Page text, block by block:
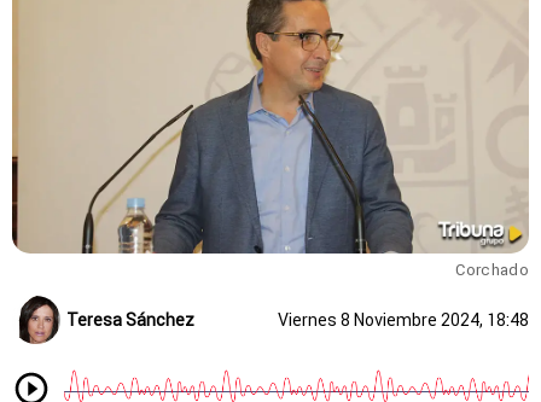
Corchado
Teresa Sánchez Viernes 8 Noviembre 2024, 18:48